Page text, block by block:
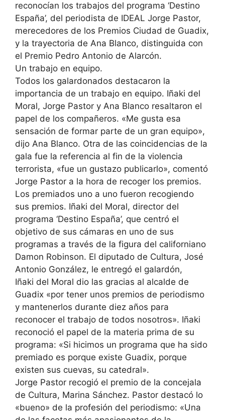
reconocían los trabajos del programa ‘Destino
España’, del periodista de IDEAL Jorge Pastor,
merecedores de los Premios Ciudad de Guadix,
y la trayectoria de Ana Blanco, distinguida con
el Premio Pedro Antonio de Alarcón.
Un trabajo en equipo.
Todos los galardonados destacaron la
importancia de un trabajo en equipo. Iñaki del
Moral, Jorge Pastor y Ana Blanco resaltaron el
papel de los compañeros. «Me gusta esa
sensación de formar parte de un gran equipo»,
dijo Ana Blanco. Otra de las coincidencias de la
gala fue la referencia al fin de la violencia
terrorista, «fue un gustazo publicarlo», comentó
Jorge Pastor a la hora de recoger los premios.
Los premiados uno a uno fueron recogiendo
sus premios. Iñaki del Moral, director del
programa ‘Destino España’, que centró el
objetivo de sus cámaras en uno de sus
programas a través de la figura del californiano
Damon Robinson. El diputado de Cultura, José
Antonio González, le entregó el galardón,
Iñaki del Moral dio las gracias al alcalde de
Guadix «por tener unos premios de periodismo
y mantenerlos durante diez años para
reconocer el trabajo de todos nosotros». Iñaki
reconoció el papel de la materia prima de su
programa: «Si hicimos un programa que ha sido
premiado es porque existe Guadix, porque
existen sus cuevas, su catedral».
Jorge Pastor recogió el premio de la concejala
de Cultura, Marina Sánchez. Pastor destacó lo
«bueno» de la profesión del periodismo: «Una